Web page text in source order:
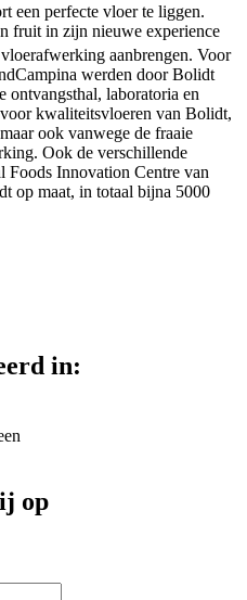
een perfecte vloer te liggen.
fruit in zijn nieuwe experience
vloerafwerking aanbrengen. Voor
werden door Bolidt
ontvangsthal, laboratoria en
kwaliteitsvloeren van Bolidt,
ook vanwege de fraaie
Ook de verschillende
Foods Innovation Centre van
op maat, in totaal bijna 5000
in:
op